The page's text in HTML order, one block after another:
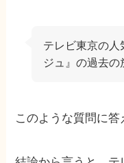
テレビ東京の人
ジュ』の過去の
このような質問に答